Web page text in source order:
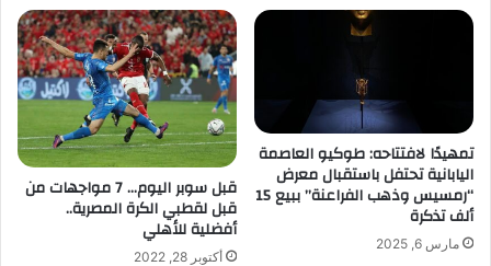
تمهيدًا لافتتاحه: طوكيو العاصمة
اليابانية تحتفل باستقبال معرض
“رمسيس وذهب الفراعنة” ببيع 15
ألف تذكرة
مارس 6, 2025
قبل سوبر اليوم… 7 مواجهات من
قبل لقطبي الكرة المصرية..
أفضلية للأهلي
أكتوبر 28, 2022